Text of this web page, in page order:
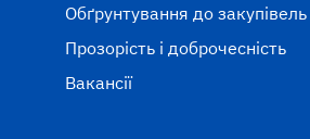
Обґрунтування до закупівель
Прозорість і доброчесність
Вакансії